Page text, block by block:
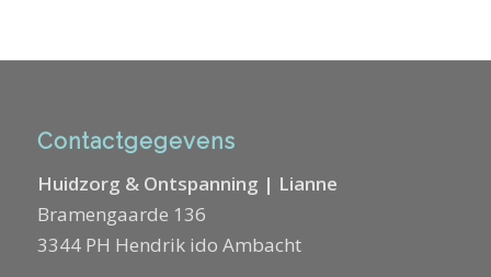
Contactgegevens
Huidzorg & Ontspanning | Lianne
Bramengaarde 136
3344 PH Hendrik ido Ambacht